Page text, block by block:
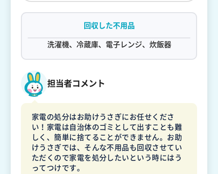
回収した不用品
洗濯機、冷蔵庫、電子レンジ、炊飯器
担当者コメント
家電の処分はお助けうさぎにお任せくださ
い！家電は自治体のゴミとして出すことも難
しく、簡単に捨てることができません。お助
けうさぎでは、そんな不用品も回収させてい
ただくので家電を処分したいという時にはう
ってつけです。